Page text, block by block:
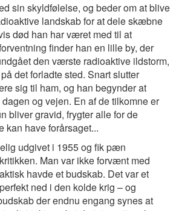
sin skyldfølelse, og beder om at blive
landskab for at dele skæbne
død han har været med til at
finder han en lille by, der
den værste radioaktive ildstorm,
det forladte sted. Snart slutter
sig til ham, og han begynder at
og vejen. En af de tilkomne er
bliver gravid, frygter alle for de
kan have forårsaget...
udgivet i 1955 og fik pæn
Man var ikke forvænt med
havde et budskab. Det var et
ned i den kolde krig – og
der endnu engang synes at